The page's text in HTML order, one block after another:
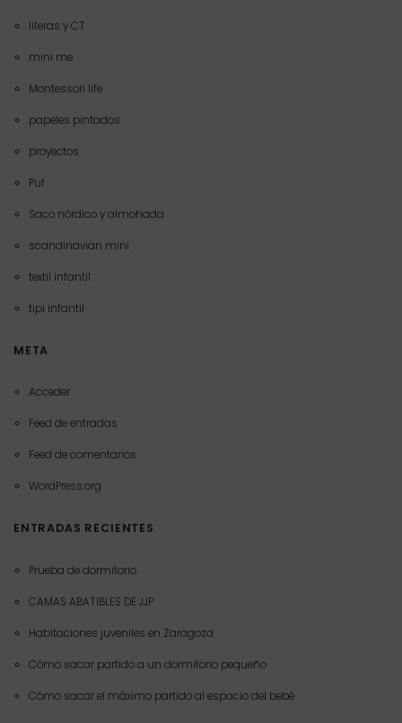
literas y CT
mini me
Montessori life
papeles pintados
proyectos
Puf
Saco nórdico y almohada
scandinavian mini
textil infantil
tipi infantil
META
Acceder
Feed de entradas
Feed de comentarios
WordPress.org
ENTRADAS RECIENTES
Prueba de dormitorio
CAMAS ABATIBLES DE JJP
Habitaciones juveniles en Zaragoza
Cómo sacar partido a un dormitorio pequeño
Cómo sacar el máximo partido al espacio del bebé